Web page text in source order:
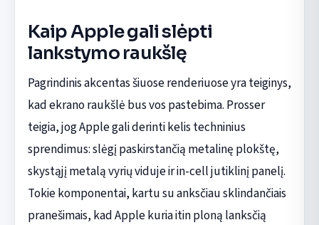
Kaip Apple gali slėpti
lankstymo raukšlę
Pagrindinis akcentas šiuose renderiuose yra teiginys,
kad ekrano raukšlė bus vos pastebima. Prosser
teigia, jog Apple gali derinti kelis techninius
sprendimus: slėgį paskirstančią metalinę plokštę,
skystąjį metalą vyrių viduje ir in-cell jutiklinį panelį.
Tokie komponentai, kartu su anksčiau sklindančiais
pranešimais, kad Apple kuria itin ploną lanksčią